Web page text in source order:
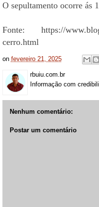
O sepultamento ocorre ás
Fonte: https://
cerro.html
on fevereiro 21, 2025
rbuiu.com.br
Informação com
Nenhum comentário:
Postar um comentário